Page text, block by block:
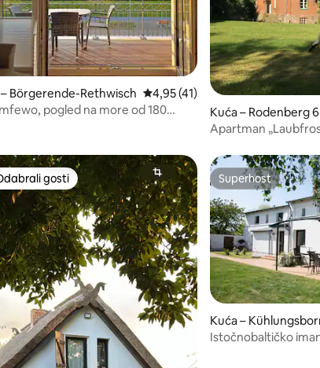
5/5, recenzija: 12
Börgerende-Rethwisch Prosječna ocjena: 4,95/5,
4,95 (41)
pogled na more od 180
Kuća – Rodenberg 6
Apartman
najviše rangiranima s oznakom „Odabrali gosti”
gosti Superhost
Superhost
Kuća –
Istočnobaltičko